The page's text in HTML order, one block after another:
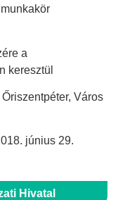
Hivatal
a
keresztül
Város
június 29.